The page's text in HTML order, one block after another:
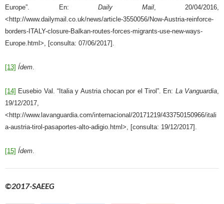
Europe”. En: Daily Mail, 20/04/2016,
<http://www.dailymail.co.uk/news/article-3550056/Now-Austria-reinforce-
borders-ITALY-closure-Balkan-routes-forces-migrants-use-new-ways-
Europe.html>, [consulta: 07/06/2017].
[13] Ídem.
[14] Eusebio Val. “Italia y Austria chocan por el Tirol”. En: La Vanguardia,
19/12/2017,
<http://www.lavanguardia.com/internacional/20171219/433750150966/itali
a-austria-tirol-pasaportes-alto-adigio.html>, [consulta: 19/12/2017].
[15] Ídem.
©2017-SAEEG